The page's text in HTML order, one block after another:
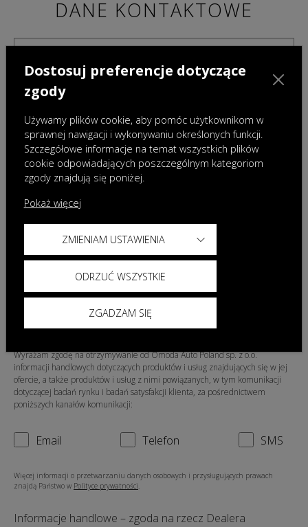
DANE KONTAKTOWE
Administratorami danych osobowych podanych w powyższym formularzu są Omoda
Auto Poland sp. z o.o. z siedzibą w Warszawie oraz wybrany przez Państwa Dealer.
informacji dotyczących przetwarzania danych znajdą Państwo w
Informacje handlowe – zgoda na rzecz Omoda Auto
Poland sp. z o.o.
Wyrażam zgodę na otrzymywanie od Omoda Auto Poland sp. z o.o.
informacji handlowych dotyczących produktów i usług znajdujących się w jej
ofercie, a także produktów i usług z nimi powiązanych, w tym komunikacji
dotyczącej badań rynku i badań satysfakcji klienta, za pośrednictwem
poniższych kanałów komunikacji:
Email Telefon SMS
Więcej informacji o przetwarzaniu danych osobowych i przysługujących prawach
znajdą Państwo w Polityce prywatności.
Informacje handlowe – zgoda na rzecz Dealera
Dostosuj preferencje dotyczące
zgody
Używamy plików cookie, aby pomóc użytkownikom w
sprawnej nawigacji i wykonywaniu określonych funkcji.
Szczegółowe informacje na temat wszystkich plików
cookie odpowiadających poszczególnym kategoriom
zgody znajdują się poniżej.
Pokaż więcej
ZMIENIAM USTAWIENIA
ODRZUĆ WSZYSTKIE
ZGADZAM SIĘ